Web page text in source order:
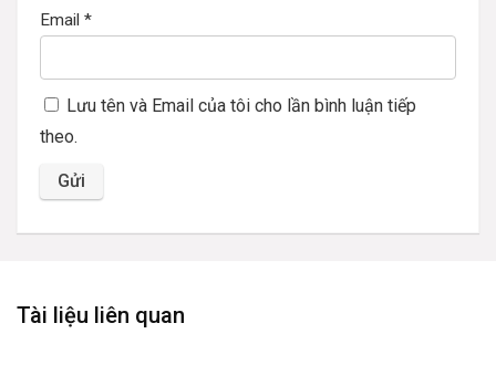
Email *
Lưu tên và Email của tôi cho lần bình luận tiếp
theo.
Tài liệu liên quan